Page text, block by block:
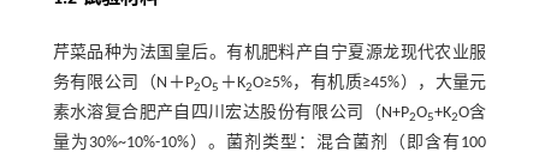
芹菜品种为法国皇后。有机肥料产自宁夏源龙现代农业服
务有限公司（N＋P2O5 ＋K2O≥5%，有机质≥45%），大量元
素水溶复合肥产自四川宏达股份有限公司（N+P2O5+K2O含
量为30%~10%-10%）。菌剂类型：混合菌剂（即含有100